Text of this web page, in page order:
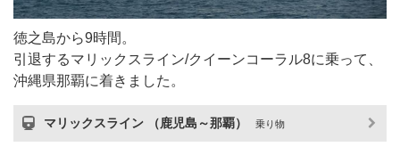
徳之島から9時間。
引退するマリックスライン/クイーンコーラル8に乗って、
沖縄県那覇に着きました。
マリックスライン （鹿児島～那覇） 乗り物